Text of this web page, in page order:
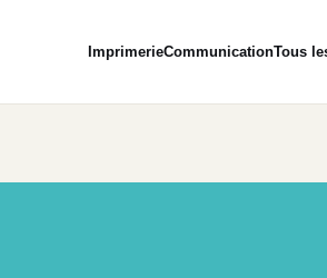
ImprimerieCommunicationTous